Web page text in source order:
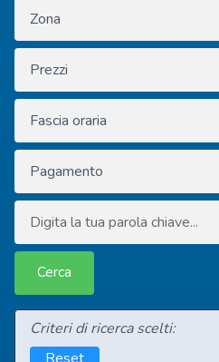
Soluzioni immobiliari
Contatti
Criteri di ricerca scelti: